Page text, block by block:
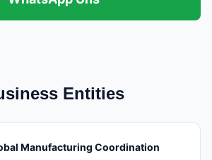
Entities
Manufacturing Coordination